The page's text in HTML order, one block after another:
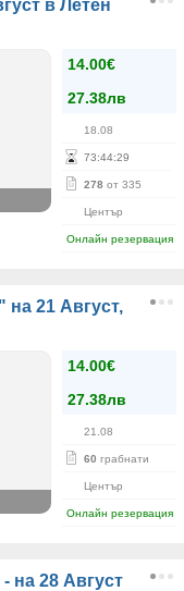
в Летен
14.00€
27.38лв
18.08
73:44:28
278 от 335
Център
Онлайн резервация
на 21 Август,
14.00€
27.38лв
21.08
60 грабнати
Център
Онлайн резервация
на 28 Август